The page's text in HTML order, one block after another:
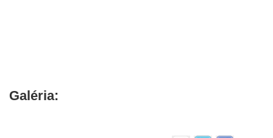
Galéria: